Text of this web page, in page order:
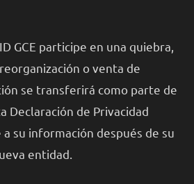
GCE participe en una quiebra,
o venta de
se transferirá como parte de
Declaración de Privacidad
su información después de su
entidad.